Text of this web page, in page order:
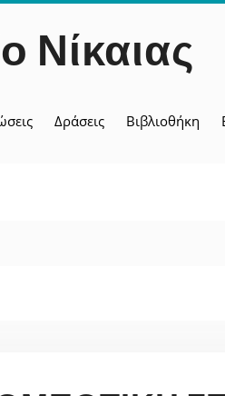
Νίκαιας
Δράσεις Βιβλιοθήκη